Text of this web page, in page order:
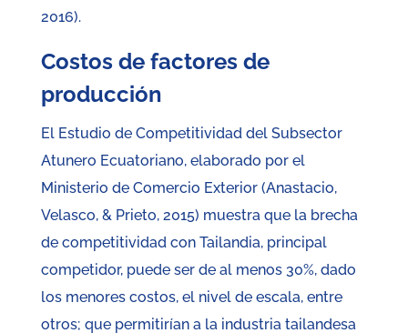
2016).
Costos de factores de
producción
El Estudio de Competitividad del Subsector
Atunero Ecuatoriano, elaborado por el
Ministerio de Comercio Exterior (Anastacio,
Velasco, & Prieto, 2015) muestra que la brecha
de competitividad con Tailandia, principal
competidor, puede ser de al menos 30%, dado
los menores costos, el nivel de escala, entre
otros; que permitirían a la industria tailandesa